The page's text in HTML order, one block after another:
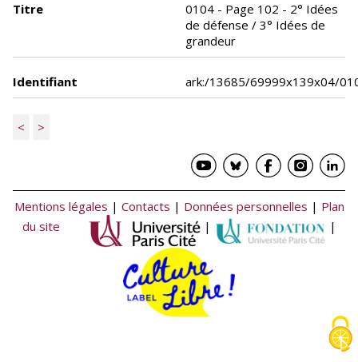
Titre
0104 - Page 102 - 2° Idées
de défense / 3° Idées de
grandeur
Identifiant ark:/13685/69999x139x04/
< >
Mentions légales | Contacts | Données personnelles | Plan
du site
| |